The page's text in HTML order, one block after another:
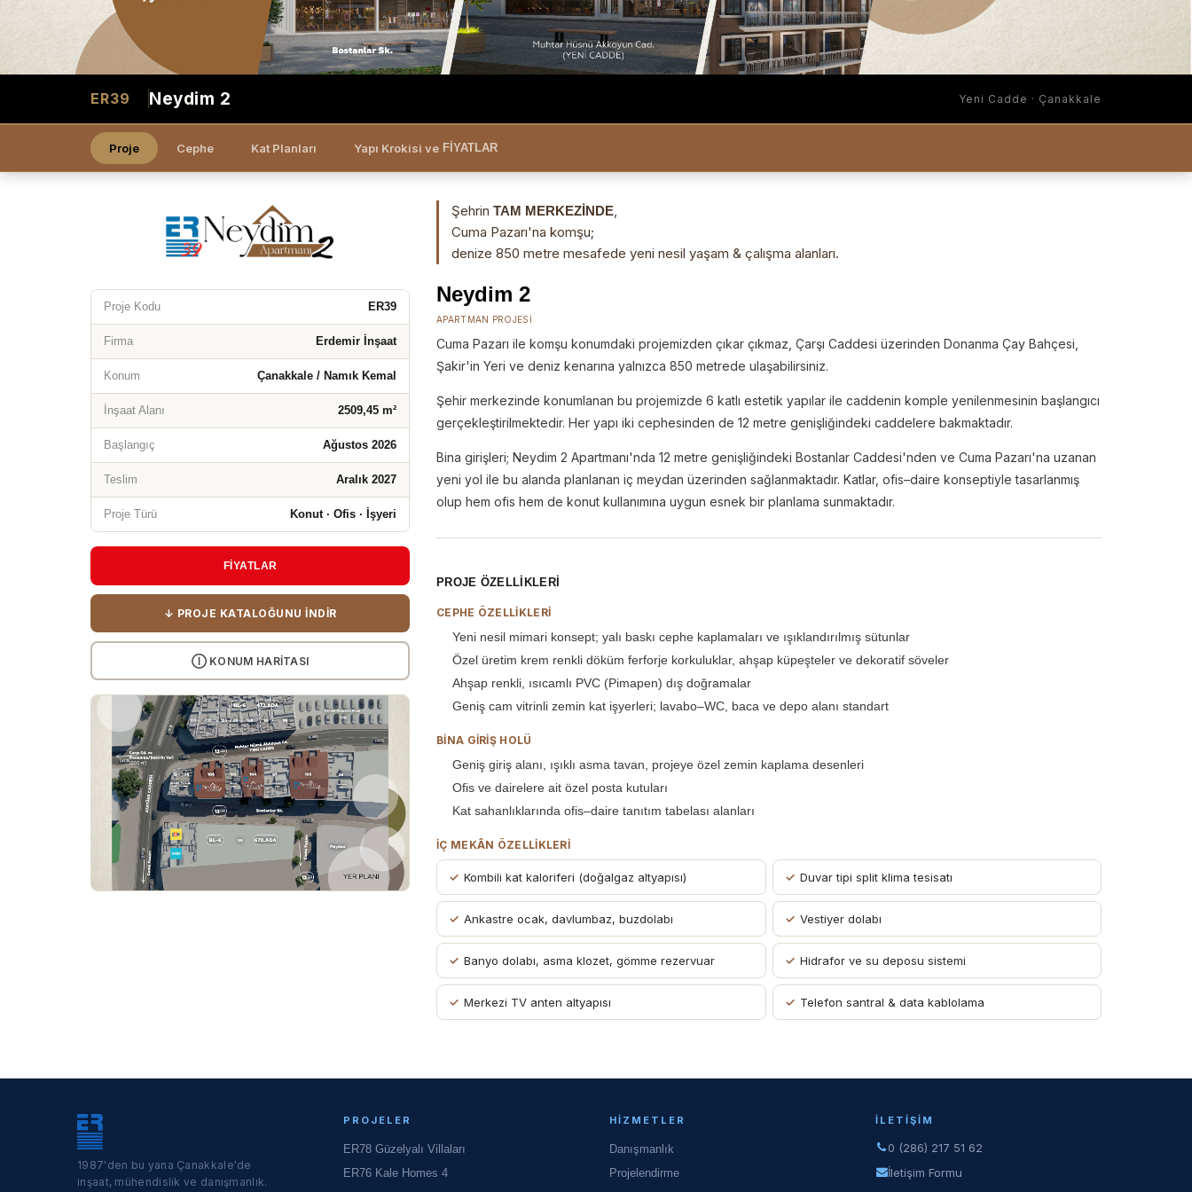
ER39 Neydim 2 Yeni Cadde · Çanakkale
Proje Cephe Kat Planları Yapı Krokisi ve FİYATLAR
Proje Kodu ER39
Firma Erdemir İnşaat
Konum Çanakkale / Namık Kemal
İnşaat Alanı 2509,45 m²
Başlangıç Ağustos 2026
Teslim Aralık 2027
Proje Türü Konut · Ofis · İşyeri
FİYATLAR
↓ PROJE KATALOĞUNU İNDIR
Ⓘ KONUM HARITASI
Şehrin TAM MERKEZİNDE
Cuma Pazarı'na komşu;
denize 850 metre mesafede yeni nesil yaşam & çalışma alanları.
Neydim 2
APARTMAN PROJESI
Cuma Pazarı ile komşu konumdaki projemizden çıkar çıkmaz, Çarşı Caddesi üzerinden Donanma Çay Bahçesi,
Şakir'in Yeri ve deniz kenarına yalnızca 850 metrede ulaşabilirsiniz.
Şehir merkezinde konumlanan bu projemizde 6 katlı estetik yapılar ile caddenin komple yenilenmesinin başlangıcı
gerçekleştirilmektedir. Her yapı iki cephesinden de 12 metre genişliğindeki caddelere bakmaktadır.
Bina girişleri; Neydim 2 Apartmanı'nda 12 metre genişliğindeki Bostanlar Caddesi'nden ve Cuma Pazarı'na uzanan
yeni yol ile bu alanda planlanan iç meydan üzerinden sağlanmaktadır. Katlar, ofis–daire konseptiyle tasarlanmış
olup hem ofis hem de konut kullanımına uygun esnek bir planlama sunmaktadır.
PROJE ÖZELLIKLERI
CEPHE ÖZELLIKLERI
Yeni nesil mimari konsept; yalı baskı cephe kaplamaları ve ışıklandırılmış sütunlar
Özel üretim krem renkli döküm ferforje korkuluklar, ahşap küpeşteler ve dekoratif söveler
Ahşap renkli, ısıcamlı PVC (Pimapen) dış doğramalar
Geniş cam vitrinli zemin kat işyerleri; lavabo–WC, baca ve depo alanı standart
BINA GIRIŞ HOLÜ
Geniş giriş alanı, ışıklı asma tavan, projeye özel zemin kaplama desenleri
Ofis ve dairelere ait özel posta kutuları
Kat sahanlıklarında ofis–daire tanıtım tabelası alanları
İÇ MEKÂN ÖZELLIKLERI
Kombili kat kaloriferi (doğalgaz altyapısı) Duvar tipi split klima tesisatı
Ankastre ocak, davlumbaz, buzdolabı Vestiyer dolabı
Banyo dolabı, asma klozet, gömme rezervuar Hidrafor ve su deposu sistemi
Merkezi TV anten altyapısı Telefon santral & data kablolama
1987'den bu yana Çanakkale'de
inşaat, mühendislik ve danışmanlık.
PROJELER
ER78 Güzelyalı Villaları
ER76 Kale Homes 4
HIZMETLER
Danışmanlık
Projelendirme
İLETIŞIM
0 (286) 217 51 62
İletişim Formu